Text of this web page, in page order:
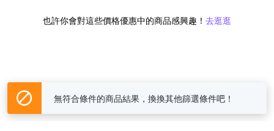
也許你會對這些價格優惠中的商品感興趣！ 去逛逛
無符合條件的商品結果，換換其他篩選條件吧！